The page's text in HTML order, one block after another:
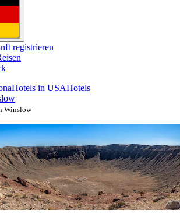
registrieren
Hotels in USAHotels
Winslow